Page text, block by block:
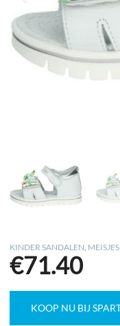
KINDER SANDALEN
€71.40
KOOP NU BIJ